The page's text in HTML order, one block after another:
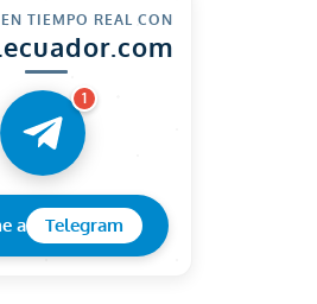
TIEMPO REAL CON
1
a Telegram